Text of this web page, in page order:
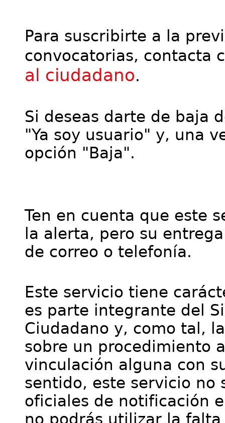
Para suscribirte a la
convocatorias, contacta
al ciudadano.
Si deseas darte de baja
"Ya soy usuario" y, una
opción "Baja".
Ten en cuenta que este
la alerta, pero su
de correo o telefonía.
Este servicio tiene
es parte integrante del
Ciudadano y, como tal,
sobre un procedimiento
vinculación alguna con
sentido, este servicio no
oficiales de notificación
no podrás utilizar la